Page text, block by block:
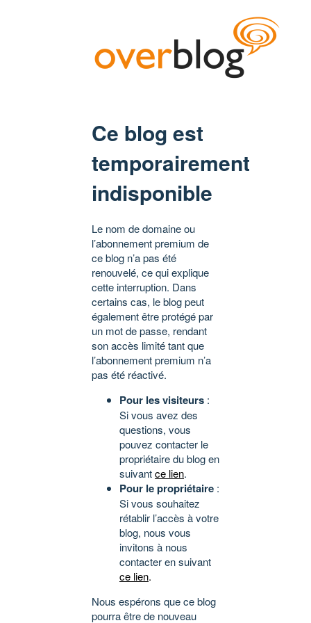
Ce blog est
temporairement
indisponible
Le nom de domaine ou
l’abonnement premium de
ce blog n’a pas été
renouvelé, ce qui explique
cette interruption. Dans
certains cas, le blog peut
également être protégé par
un mot de passe, rendant
son accès limité tant que
l’abonnement premium n’a
pas été réactivé.
Pour les visiteurs :
Si vous avez des
questions, vous
pouvez contacter le
propriétaire du blog en
suivantce lien.
Pour le propriétaire :
Si vous souhaitez
rétablir l’accès à votre
blog, nous vous
invitons à nous
contacter en suivant
ce lien.
Nous espérons que ce blog
pourra être de nouveau